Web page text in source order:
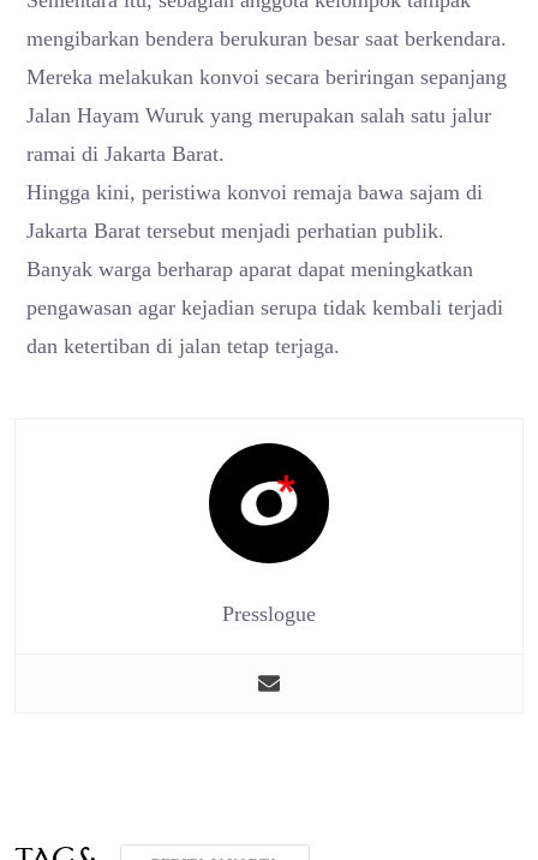
mengibarkan bendera berukuran besar saat berkendara.
Mereka melakukan konvoi secara beriringan sepanjang
Jalan Hayam Wuruk yang merupakan salah satu jalur
ramai di Jakarta Barat.
Hingga kini, peristiwa konvoi remaja bawa sajam di
Jakarta Barat tersebut menjadi perhatian publik.
Banyak warga berharap aparat dapat meningkatkan
pengawasan agar kejadian serupa tidak kembali terjadi
dan ketertiban di jalan tetap terjaga.
Presslogue